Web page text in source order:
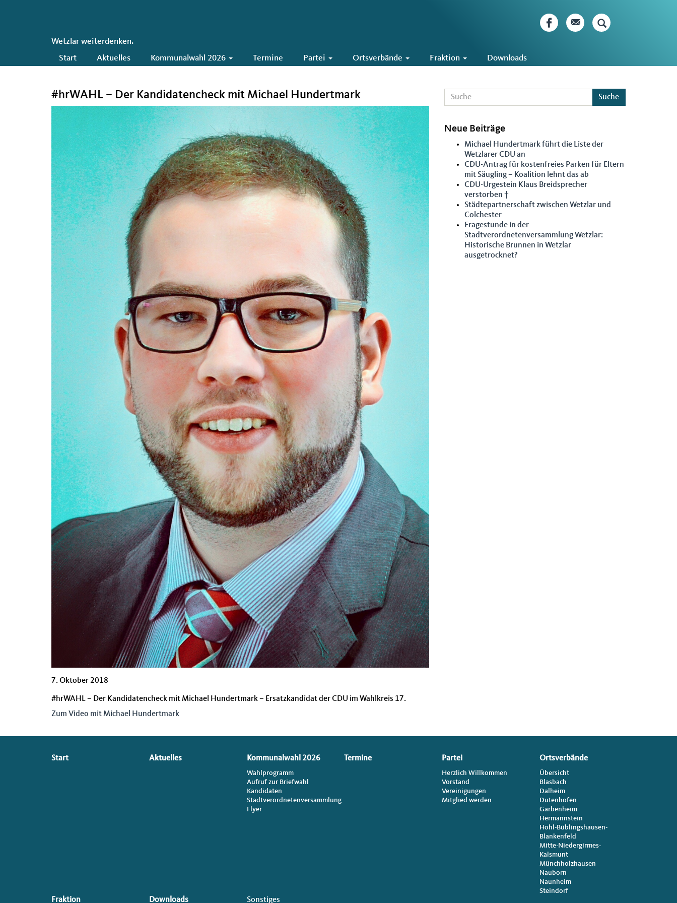
Wetzlar weiterdenken.
Hauptnavigation
Start Aktuelles Kommunalwahl 2026 Termine Partei Ortsverbände Fraktion Downloads
#hrWAHL – Der Kandidatencheck mit Michael Hundertmark
7. Oktober 2018
#hrWAHL – Der Kandidatencheck mit Michael Hundertmark – Ersatzkandidat der CDU im Wahlkreis 17.
Zum Video mit Michael Hundertmark
Suche
Neue Beiträge
Michael Hundertmark führt die Liste der
Wetzlarer CDU an
CDU-Antrag für kostenfreies Parken für Eltern
mit Säugling – Koalition lehnt das ab
CDU-Urgestein Klaus Breidsprecher
verstorben †
Städtepartnerschaft zwischen Wetzlar und
Colchester
Fragestunde in der
Stadtverordnetenversammlung Wetzlar:
Historische Brunnen in Wetzlar
ausgetrocknet?
Seitenübersicht
Start Aktuelles Kommunalwahl 2026
Wahlprogramm
Aufruf zur Briefwahl
Kandidaten
Stadtverordnetenversammlung
Flyer
Termine Partei
Herzlich Willkommen
Vorstand
Vereinigungen
Mitglied werden
Ortsverbände
Übersicht
Blasbach
Dalheim
Dutenhofen
Garbenheim
Hermannstein
Hohl-Büblingshausen-
Blankenfeld
Mitte-Niedergirmes-
Kalsmunt
Münchholzhausen
Nauborn
Naunheim
Steindorf
Fraktion Downloads Sonstiges